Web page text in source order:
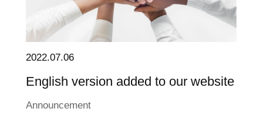
2022.07.06
English version added to our website
Announcement